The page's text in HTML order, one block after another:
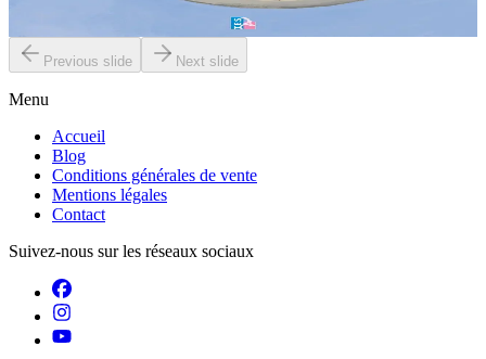
Previous slide Next slide
Menu
Accueil
Blog
Conditions générales de vente
Mentions légales
Contact
Suivez-nous sur les réseaux sociaux